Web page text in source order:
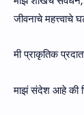
जीवनाचे
मी प्राकृतिक
माझं संदेश आहे की